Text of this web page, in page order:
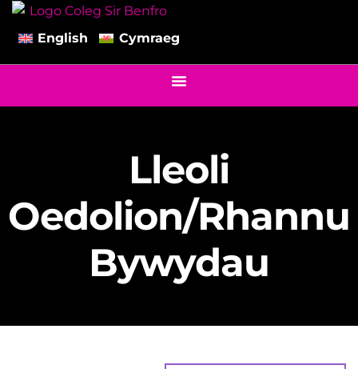
English Cymraeg
Lleoli
Oedolion/Rhannu
Bywydau